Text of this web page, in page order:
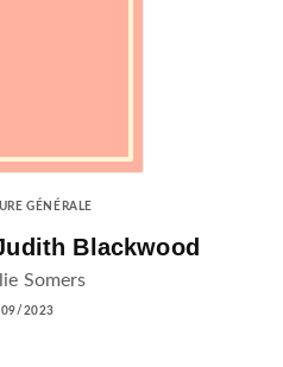
GÉNÉRALE
Blackwood
Somers
2023